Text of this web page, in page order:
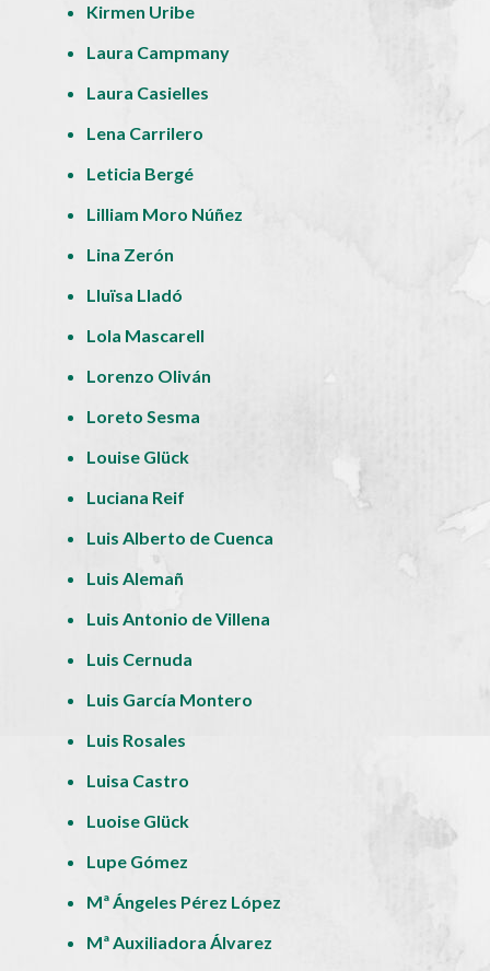
Kirmen Uribe
Laura Campmany
Laura Casielles
Lena Carrilero
Leticia Bergé
Lilliam Moro Núñez
Lina Zerón
Lluïsa Lladó
Lola Mascarell
Lorenzo Oliván
Loreto Sesma
Louise Glück
Luciana Reif
Luis Alberto de Cuenca
Luis Alemañ
Luis Antonio de Villena
Luis Cernuda
Luis García Montero
Luis Rosales
Luisa Castro
Luoise Glück
Lupe Gómez
Mª Ángeles Pérez López
Mª Auxiliadora Álvarez